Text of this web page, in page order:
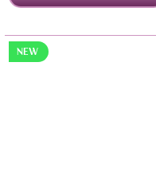
NEW